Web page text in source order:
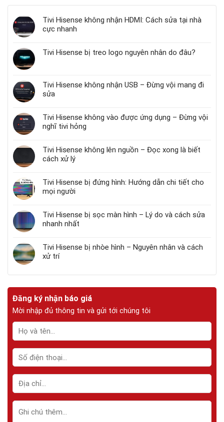
Tivi Hisense không nhận HDMI: Cách sửa tại nhà
cực nhanh
Tivi Hisense bị treo logo nguyên nhân do đâu?
Tivi Hisense không nhận USB – Đừng vội mang đi
sửa
Tivi Hisense không vào được ứng dụng – Đừng vội
nghĩ tivi hỏng
Tivi Hisense không lên nguồn – Đọc xong là biết
cách xử lý
Tivi Hisense bị đứng hình: Hướng dẫn chi tiết cho
mọi người
Tivi Hisense bị sọc màn hình – Lý do và cách sửa
nhanh nhất
Tivi Hisense bị nhòe hình – Nguyên nhân và cách
xử trí
Đăng ký nhận báo giá
Mời nhập đủ thông tin và gửi tới chúng tôi